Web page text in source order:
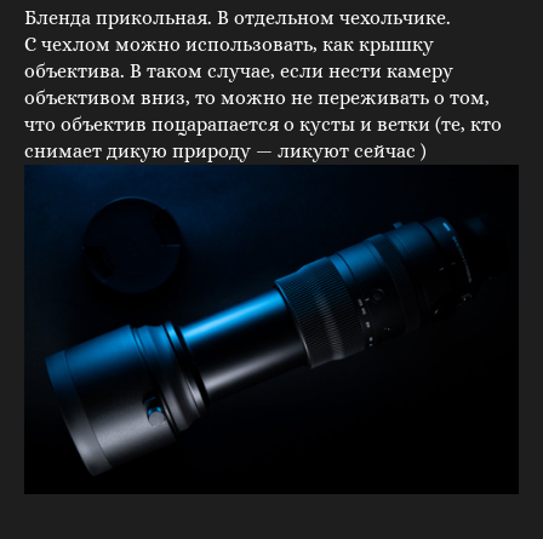
Бленда прикольная. В отдельном чехольчике.
С чехлом можно использовать, как крышку
объектива. В таком случае, если нести камеру
объективом вниз, то можно не переживать о том,
что объектив поцарапается о кусты и ветки (те, кто
снимает дикую природу — ликуют сейчас )